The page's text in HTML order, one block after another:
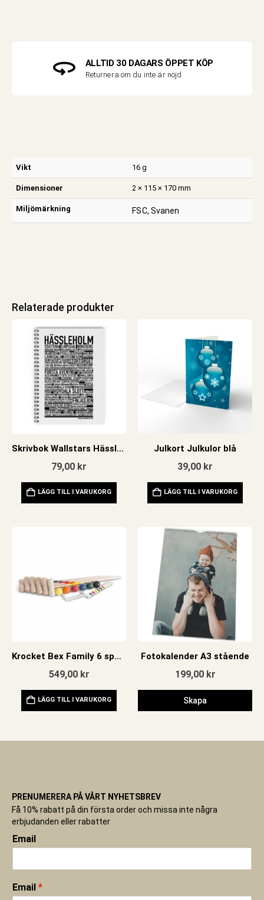
ALLTID 30 DAGARS ÖPPET KÖP
Returnera om du inte är nöjd
Vikt 16 g
Dimensioner 2 × 115 × 170 mm
Miljömärkning FSC, Svanen
Relaterade produkter
Skrivbok Wallstars Hässleholm
79,00 kr
LÄGG TILL I VARUKORG
Julkort Julkulor blå
39,00 kr
LÄGG TILL I VARUKORG
Krocket Bex Family 6 spelare
549,00 kr
LÄGG TILL I VARUKORG
Fotokalender A3 stående
199,00 kr
Skapa
PRENUMERERA PÅ VÅRT NYHETSBREV
Få 10% rabatt på din första order och missa inte några
erbjudanden eller rabatter
Email
Email *